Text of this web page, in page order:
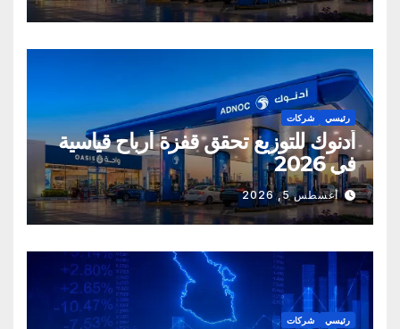
رئيسي شركات
أدنوك للتوزيع تحقق قفزة أرباح قياسية
في 2026
أغسطس 5, 2026
رئيسي شركات